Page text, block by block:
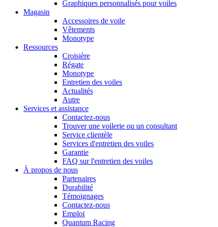
Graphiques personnalisés pour voiles
Magasin
Accessoires de voile
Vêtements
Monotype
Ressources
Croisière
Régate
Monotype
Entretien des voiles
Actualités
Autre
Services et assistance
Contactez-nous
Trouver une voilerie ou un consultant
Service clientèle
Services d'entretien des voiles
Garantie
FAQ sur l'entretien des voiles
À propos de nous
Partenaires
Durabilité
Témoignages
Contactez-nous
Emploi
Quantum Racing